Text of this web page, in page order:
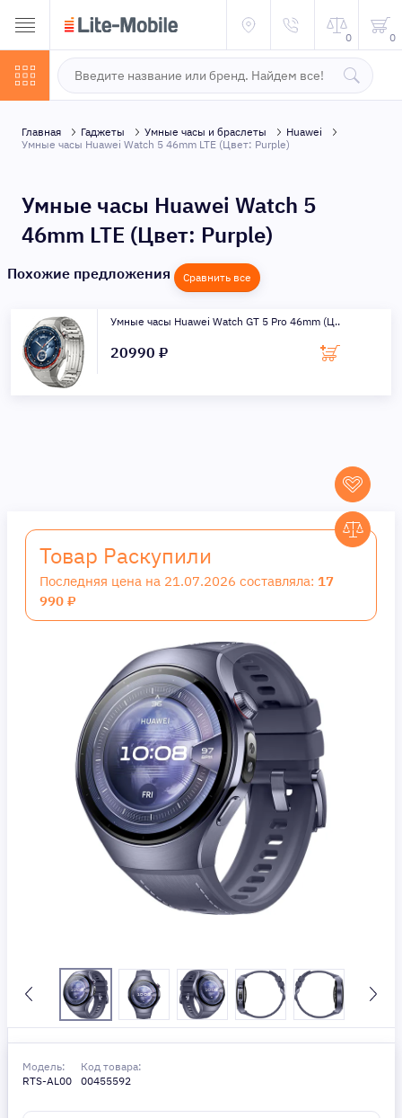
0 0
Главная Гаджеты Умные часы и браслеты
Huawei
Умные часы Huawei Watch 5 46mm LTE (Цвет: Purple)
Умные часы Huawei Watch 5
46mm LTE (Цвет: Purple)
Похожие предложения Сравнить все
Умные часы Huawei Watch GT 5 Pro 46mm (Ц..
20990 ₽
Товар Раскупили
Последняя цена на 21.07.2026 составляла: 17
990 ₽
Модель:
RTS-AL00
Код товара:
00455592